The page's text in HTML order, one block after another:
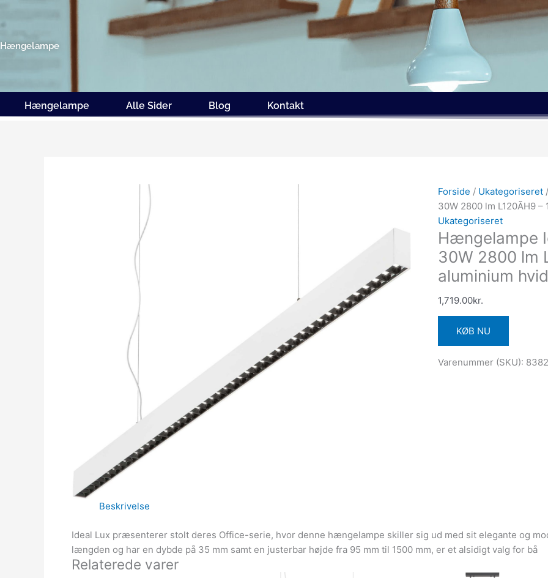
Hængelampe
Hængelampe Alle Sider Blog Kontakt
Forside / Ukategoriseret
30W 2800 lm L120ÃH9
Ukategoriseret
Hængelampe
30W 2800 lm
aluminium hvid
1,719.00kr.
KØB NU
Varenummer (SKU):
Beskrivelse
Ideal Lux præsenterer stolt deres Office-serie, hvor denne hængelampe skiller sig ud med sit elegante og
længden og har en dybde på 35 mm samt en justerbar højde fra 95 mm til 1500 mm, er et alsidigt valg for bå
Relaterede varer